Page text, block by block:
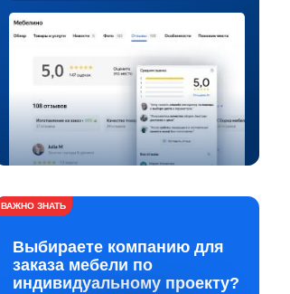
ВАЖНО ЗНАТЬ
Выбираете компанию для
заказа мебели по
индивидуальному проекту?